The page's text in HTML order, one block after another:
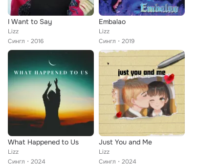
I Want to Say
Lizz
Сингл
2016
Embalao
Lizz
Сингл
2019
What Happened to Us
Lizz
Сингл
2024
Just You and Me
Lizz
Сингл
2024